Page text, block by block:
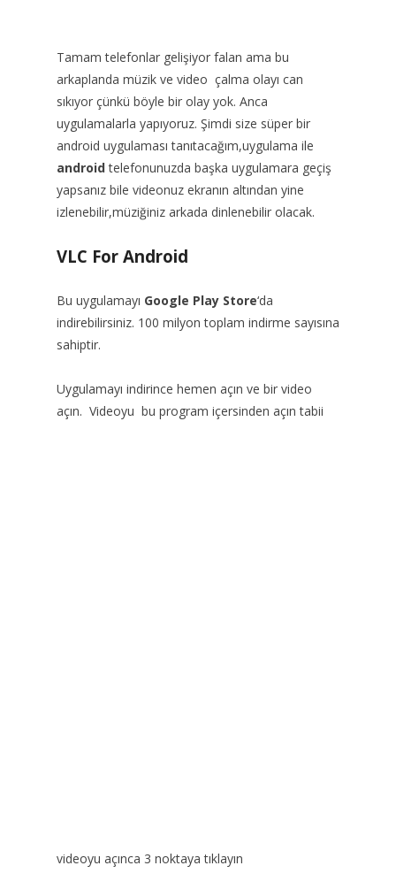
Tamam telefonlar gelişiyor falan ama bu
arkaplanda müzik ve video çalma olayı can
sıkıyor çünkü böyle bir olay yok. Anca
uygulamalarla yapıyoruz. Şimdi size süper bir
android uygulaması tanıtacağım,uygulama ile
androidtelefonunuzda başka uygulamara geçiş
yapsanız bile videonuz ekranın altından yine
izlenebilir,müziğiniz arkada dinlenebilir olacak.
VLC For Android
Bu uygulamayı Google Play Store‘da
indirebilirsiniz. 100 milyon toplam indirme sayısına
sahiptir.
Uygulamayı indirince hemen açın ve bir video
açın. Videoyu bu program içersinden açın tabii
videoyu açınca 3 noktaya tıklayın